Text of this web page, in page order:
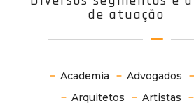
de atuação
Academia Advogados
Arquitetos
Artistas